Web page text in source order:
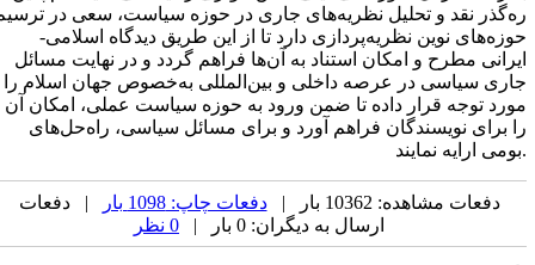
نقد و تحلیل نظریه‌های جاری در حوزه سیاست، سعی در ترسیم
نوین نظریه‌پردازی دارد تا از این طریق دیدگاه اسلامی-
مطرح و امکان استناد به آن‌ها فراهم گردد و در نهایت مسائل
سیاسی در عرصه داخلی و بین‌المللی به‌خصوص جهان اسلام را
توجه قرار داده تا ضمن ورود به حوزه سیاست عملی، امکان آن
برای نویسندگان فراهم آورد و برای مسائل سیاسی، راه‌حل‌های
دفعات مشاهده: 10362 بار | دفعات چاپ: 1098 بار
| دفعات
ارسال به دیگران: 0 بار |